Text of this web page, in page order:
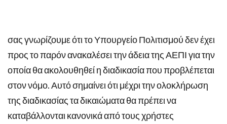
σας γνωρίζουμε ότι το Υπουργείο Πολιτισμού δεν έχει
προς το παρόν ανακαλέσει την άδεια της ΑΕΠΙ για την
οποία θα ακολουθηθεί η διαδικασία που προβλέπεται
στον νόμο. Αυτό σημαίνει ότι μέχρι την ολοκλήρωση
της διαδικασίας τα δικαιώματα θα πρέπει να
καταβάλλονται κανονικά από τους χρήστες